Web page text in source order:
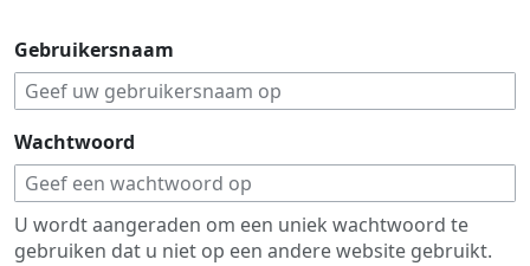
Gebruikersnaam
Wachtwoord
U wordt aangeraden om een uniek wachtwoord te
gebruiken dat u niet op een andere website gebruikt.